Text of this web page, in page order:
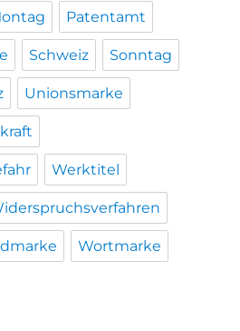
Patentamt
Schweiz Sonntag
Unionsmarke
Werktitel
Wortmarke